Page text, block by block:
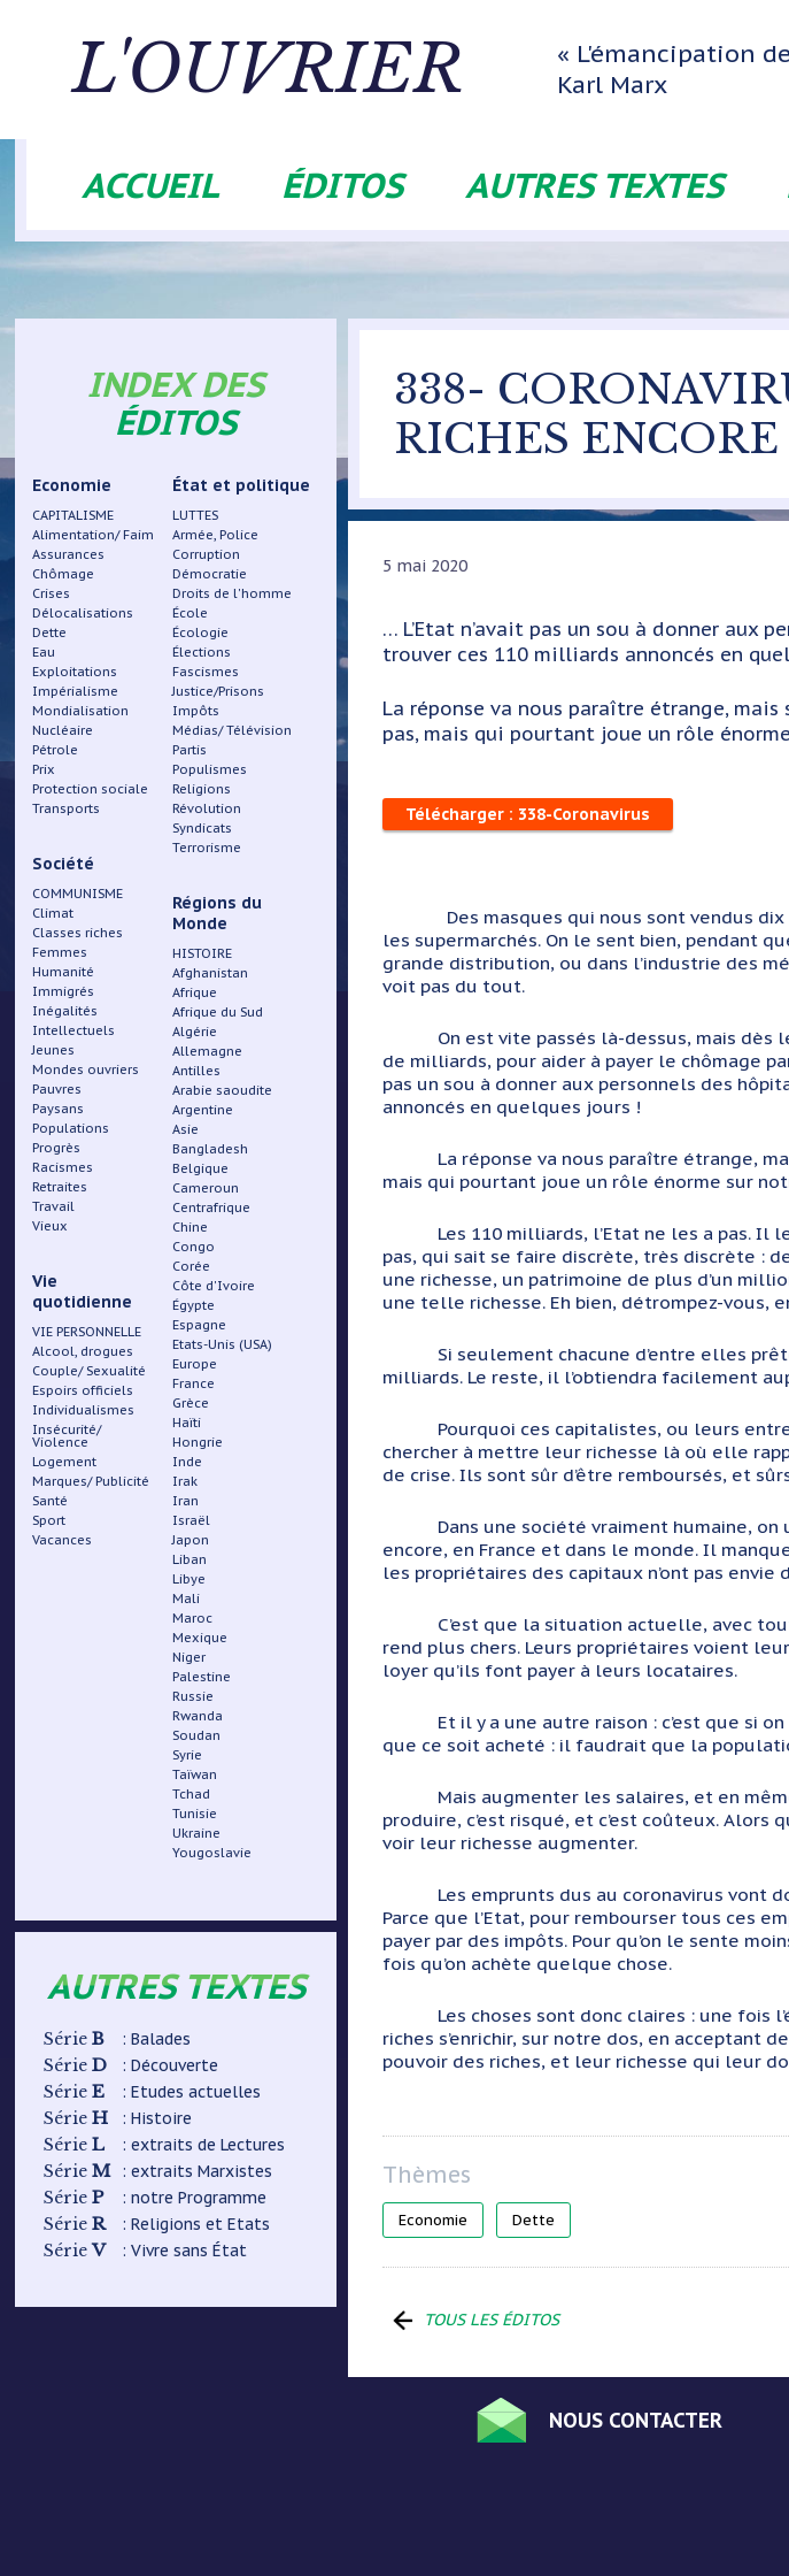
L'OUVRIER
« L'émancipation
Karl Marx
Navigation
ACCUEIL ÉDITOS AUTRES TEXTES
INDEX DES
ÉDITOS
Economie
CAPITALISME
Alimentation/ Faim
Assurances
Chômage
Crises
Délocalisations
Dette
Eau
Exploitations
Impérialisme
Mondialisation
Nucléaire
Pétrole
Prix
Protection sociale
Transports
Société
COMMUNISME
Climat
Classes riches
Femmes
Humanité
Immigrés
Inégalités
Intellectuels
Jeunes
Mondes ouvriers
Pauvres
Paysans
Populations
Progrès
Racismes
Retraites
Travail
Vieux
Vie
quotidienne
VIE PERSONNELLE
Alcool, drogues
Couple/ Sexualité
Espoirs officiels
Individualismes
Insécurité/
Violence
Logement
Marques/ Publicité
Santé
Sport
Vacances
État et politique
LUTTES
Armée, Police
Corruption
Démocratie
Droits de l'homme
École
Écologie
Élections
Fascismes
Justice/Prisons
Impôts
Médias/ Télévision
Partis
Populismes
Religions
Révolution
Syndicats
Terrorisme
Régions du
Monde
HISTOIRE
Afghanistan
Afrique
Afrique du Sud
Algérie
Allemagne
Antilles
Arabie saoudite
Argentine
Asie
Bangladesh
Belgique
Cameroun
Centrafrique
Chine
Congo
Corée
Côte d'Ivoire
Égypte
Espagne
Etats-Unis (USA)
Europe
France
Grèce
Haïti
Hongrie
Inde
Irak
Iran
Israël
Japon
Liban
Libye
Mali
Maroc
Mexique
Niger
Palestine
Russie
Rwanda
Soudan
Syrie
Taïwan
Tchad
Tunisie
Ukraine
Yougoslavie
AUTRES TEXTES
Série B : Balades
Série D : Découverte
Série E : Etudes actuelles
Série H : Histoire
Série L : extraits de Lectures
Série M : extraits Marxistes
Série P : notre Programme
Série R : Religions et Etats
Série V : Vivre sans État
338-
RICHES
5 mai 2020
… L’Etat n’avait pas un sou à donner
trouver ces 110 milliards annoncés en
La réponse va nous paraître étrange,
pas, mais qui pourtant joue un rôle
Télécharger : 338-Coronavirus
Des masques qui nous sont vendus dix
les supermarchés. On le sent bien, pendant
grande distribution, ou dans l’industrie des
voit pas du tout.
On est vite passés là-dessus, mais dès le
de milliards, pour aider à payer le chômage
pas un sou à donner aux personnels des
annoncés en quelques jours !
La réponse va nous paraître étrange, mais
mais qui pourtant joue un rôle énorme sur
Les 110 milliards, l’Etat ne les a pas. Il
pas, qui sait se faire discrète, très discrète :
une richesse, un patrimoine de plus d’un
une telle richesse. Eh bien, détrompez-vous,
Si seulement chacune d’entre elles prête
milliards. Le reste, il l’obtiendra facilement
Pourquoi ces capitalistes, ou leurs
chercher à mettre leur richesse là où elle
de crise. Ils sont sûr d’être remboursés, et
Dans une société vraiment humaine, on
encore, en France et dans le monde. Il
les propriétaires des capitaux n’ont pas
C’est que la situation actuelle, avec
rend plus chers. Leurs propriétaires voient
loyer qu’ils font payer à leurs locataires.
Et il y a une autre raison : c’est que si on
que ce soit acheté : il faudrait que la
Mais augmenter les salaires, et en même
produire, c’est risqué, et c’est coûteux. Alors
voir leur richesse augmenter.
Les emprunts dus au coronavirus vont
Parce que l’Etat, pour rembourser tous ces
payer par des impôts. Pour qu’on le sente
fois qu’on achète quelque chose.
Les choses sont donc claires : une fois
riches s’enrichir, sur notre dos, en acceptant
pouvoir des riches, et leur richesse qui leur
Economie Dette
TOUS LES ÉDITOS
NOUS CONTACTER